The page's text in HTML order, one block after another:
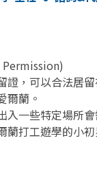
證，可以合法居
爾蘭。
入一些特定場所
蘭打工遊學的小